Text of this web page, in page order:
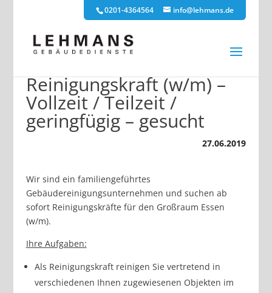
0201-4364564 info@lehmans.de
Reinigungskraft (w/m) –
Vollzeit / Teilzeit /
geringfügig – gesucht
27.06.2019
Wir sind ein familiengeführtes
Gebäudereinigungsunternehmen und suchen ab
sofort Reinigungskräfte für den Großraum Essen
(w/m).
Ihre Aufgaben:
Als Reinigungskraft reinigen Sie vertretend in
verschiedenen Ihnen zugewiesenen Objekten im